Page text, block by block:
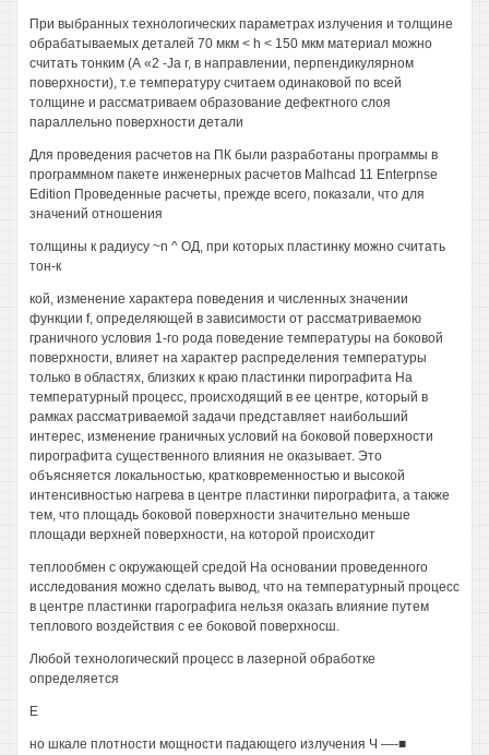
При выбранных технологических параметрах излучения и толщине
обрабатываемых деталей 70 мкм < h < 150 мкм материал можно
считать тонким (А «2 -Ja r, в направлении, перпендикулярном
поверхности), т.е температуру считаем одинаковой по всей
толщине и рассматриваем образование дефектного слоя
параллельно поверхности детали
Для проведения расчетов на ПК были разработаны программы в
программном пакете инженерных расчетов Malhcad 11 Enterpnse
Edition Проведенные расчеты, прежде всего, показали, что для
значений отношения
толщины к радиусу ~n ^ ОД, при которых пластинку можно считать
тон-к
кой, изменение характера поведения и численных значении
функции f, определяющей в зависимости от рассматриваемою
граничного условия 1-го рода поведение температуры на боковой
поверхности, влияет на характер распределения температуры
только в областях, близких к краю пластинки пирографита На
температурный процесс, происходящий в ее центре, который в
рамках рассматриваемой задачи представляет наибольший
интерес, изменение граничных условий на боковой поверхности
пирографита существенного влияния не оказывает. Это
объясняется локальностью, кратковременностью и высокой
интенсивностью нагрева в центре пластинки пирографита, а также
тем, что площадь боковой поверхности значительно меньше
площади верхней поверхности, на которой происходит
теплообмен с окружающей средой На основании проведенного
исследования можно сделать вывод, что на температурный процесс
в центре пластинки ггарографига нельзя оказагь влияние путем
теплового воздействия с ее боковой поверхносш.
Любой технологический процесс в лазерной обработке
определяется
Е
но шкале плотности мощности падающего излучения Ч —-■